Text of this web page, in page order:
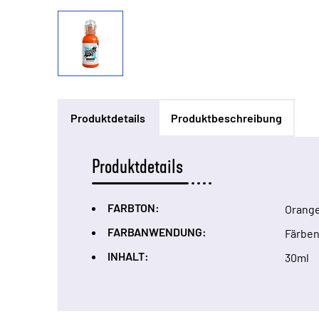
Produktdetails Produktbeschreibung
Produktdetails
FARBTON:
FARBANWENDUNG:
INHALT:
30ml